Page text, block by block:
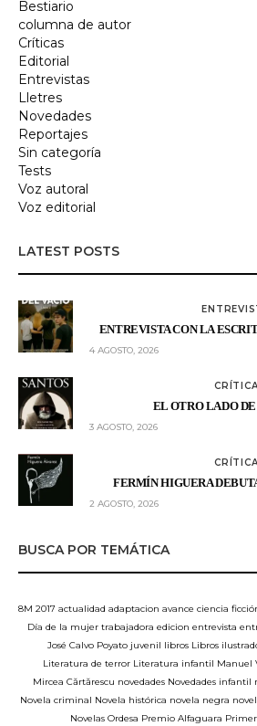
Bestiario
columna de autor
Críticas
Editorial
Entrevistas
Lletres
Novedades
Reportajes
Sin categoría
Tests
Voz autoral
Voz editorial
LATEST POSTS
ENTREVISTA CON LA
4 AGOSTO, 2026
EL OTRO LADO
3 AGOSTO, 2026
FERMÍN HIGUERA
2 AGOSTO, 2026
BUSCA POR TEMÁTICA
8M 2017 actualidad adaptacion avance ciencia
Día de la mujer trabajadora edicion entrevista
José Calvo Poyato juvenil libros Libros
Literatura de terror Literatura infantil Manuel
Mircea Cărtărescu novedades Novedades infantil
Novela criminal Novela histórica novela negra
Novelas Ordesa Premio Alfaguara